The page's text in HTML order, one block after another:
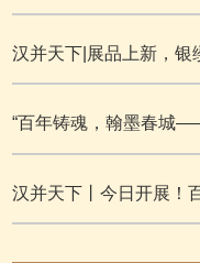
汉并天下|展品上新，银
“百年铸魂，翰墨春城
汉并天下丨今日开展！